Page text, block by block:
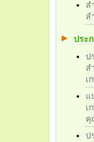
ส
ล
ประ
ป
ส
เ
แ
เ
คุ
ป